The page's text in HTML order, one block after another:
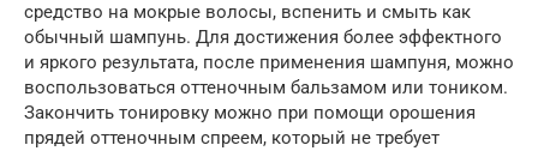
средство на мокрые волосы, вспенить и смыть как
обычный шампунь. Для достижения более эффектного
и яркого результата, после применения шампуня, можно
воспользоваться оттеночным бальзамом или тоником.
Закончить тонировку можно при помощи орошения
прядей оттеночным спреем, который не требует